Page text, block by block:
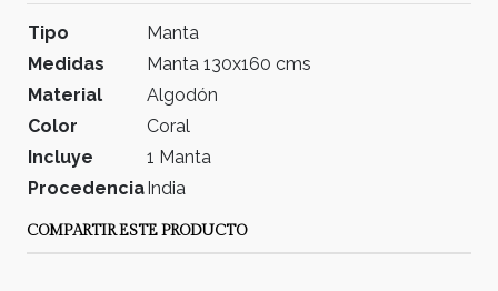
Tipo
Manta
Medidas
Manta 130x160 cms
Material
Algodón
Color
Coral
Incluye
1 Manta
Procedencia India
COMPARTIR ESTE PRODUCTO